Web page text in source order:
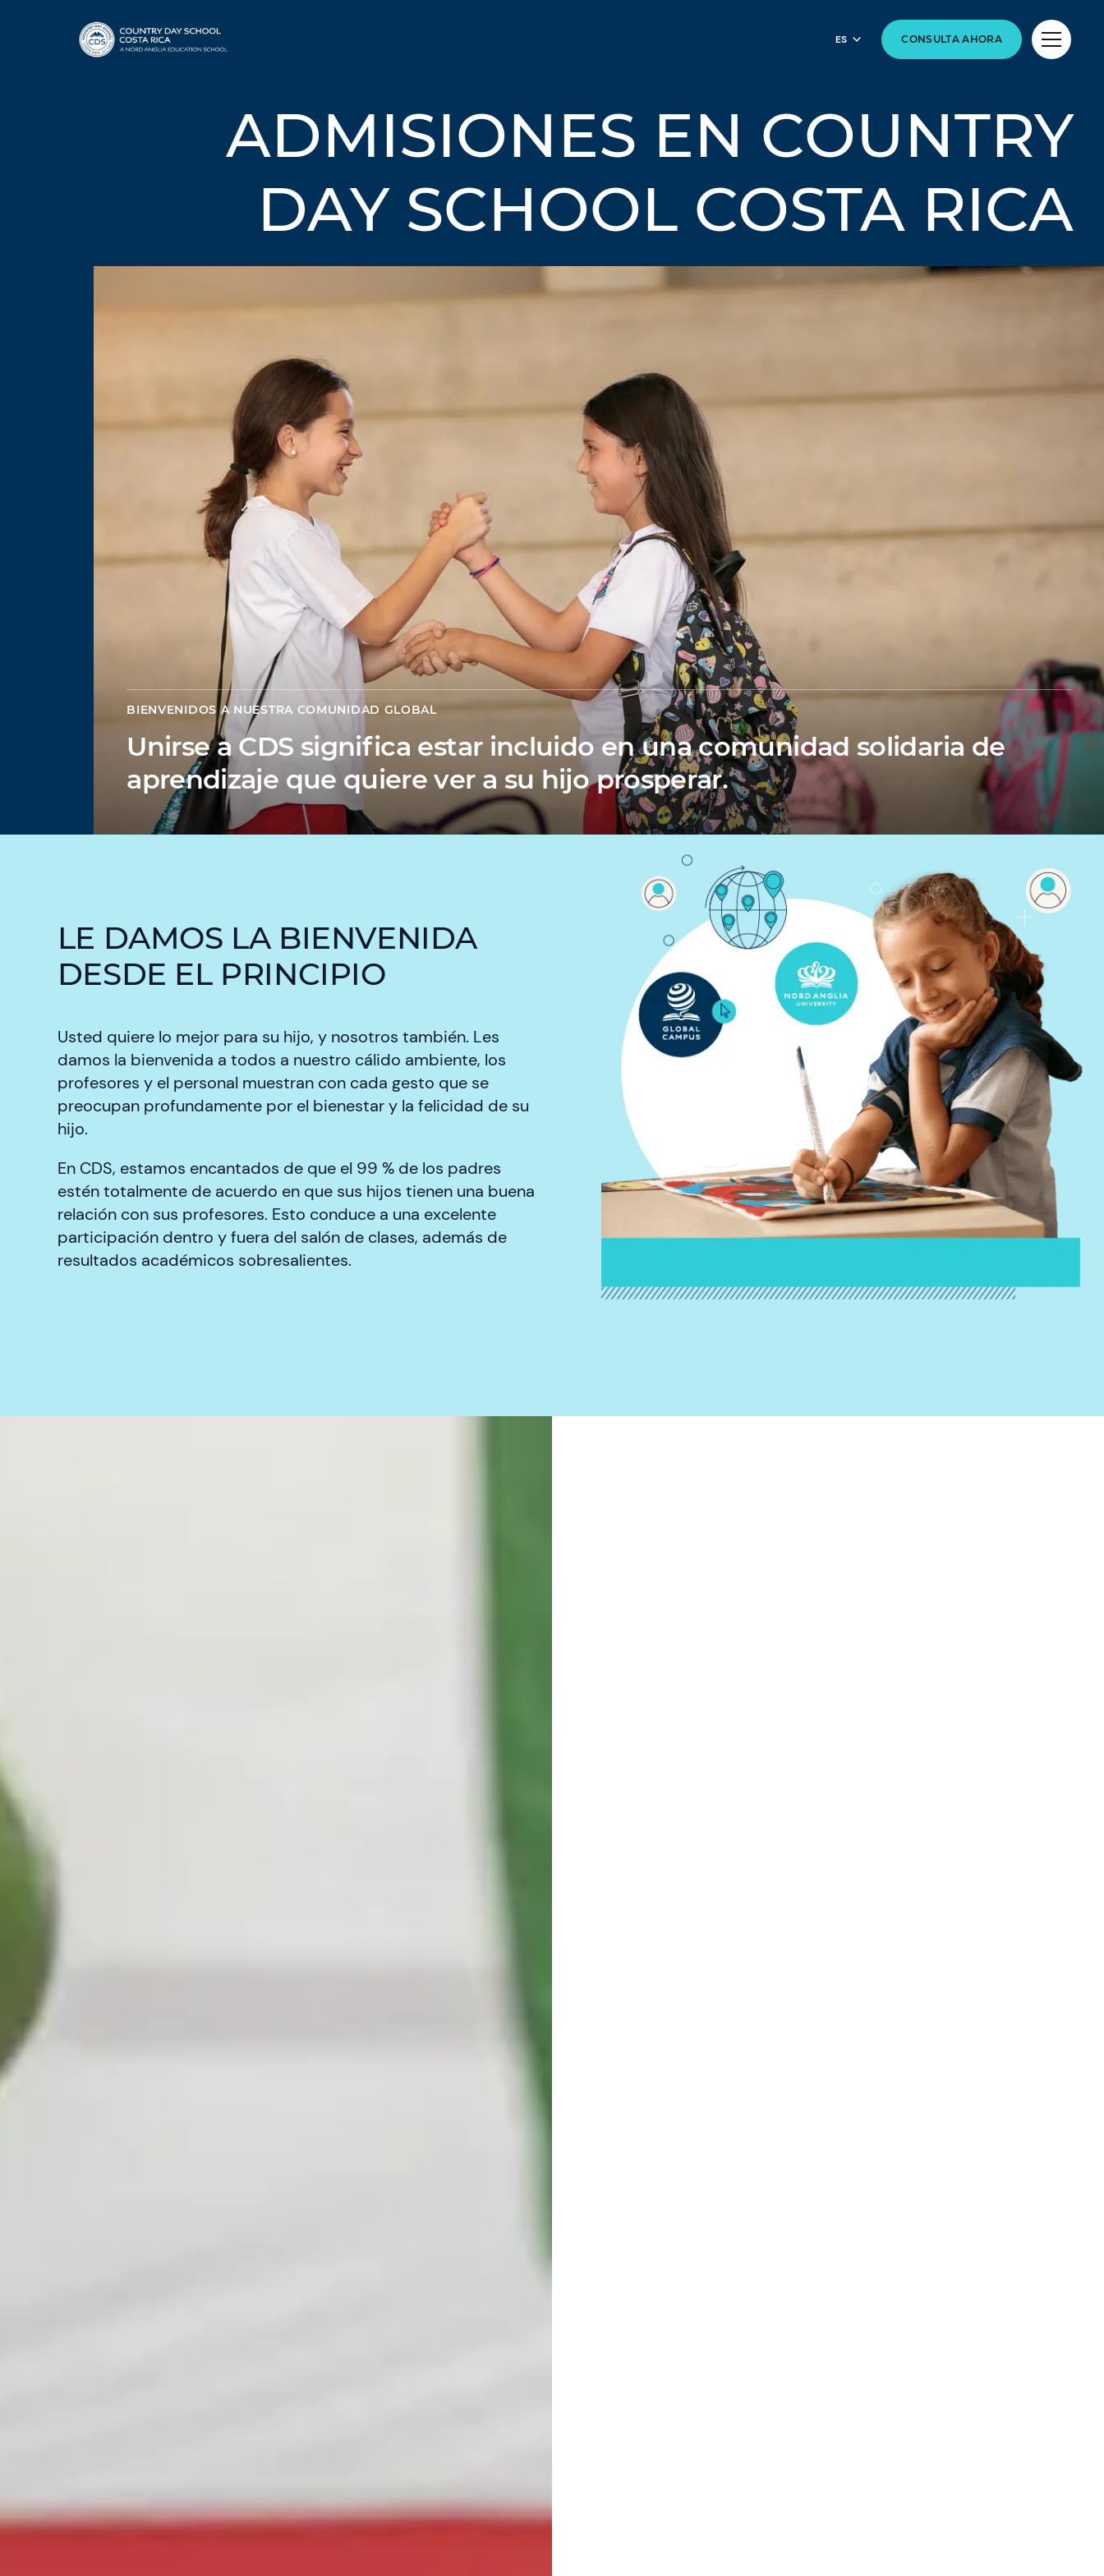
ES CONSULTA AHORA
ADMISIONES EN COUNTRY
DAY SCHOOL COSTA RICA
BIENVENIDOS A NUESTRA COMUNIDAD GLOBAL
Unirse a CDS significa estar incluido en una comunidad solidaria de
aprendizaje que quiere ver a su hijo prosperar.
LE DAMOS LA BIENVENIDA
DESDE EL PRINCIPIO
Usted quiere lo mejor para su hijo, y nosotros también. Les
damos la bienvenida a todos a nuestro cálido ambiente, los
profesores y el personal muestran con cada gesto que se
preocupan profundamente por el bienestar y la felicidad de su
hijo.
En CDS, estamos encantados de que el 99 % de los padres
estén totalmente de acuerdo en que sus hijos tienen una buena
relación con sus profesores. Esto conduce a una excelente
participación dentro y fuera del salón de clases, además de
resultados académicos sobresalientes.